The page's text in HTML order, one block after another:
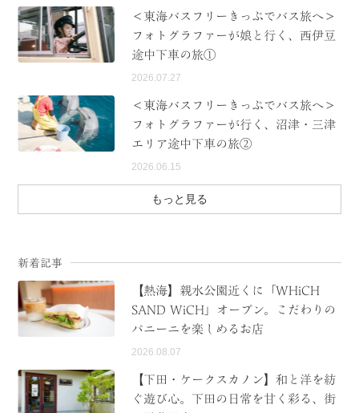
＜東海バスフリーきっぷでバス旅へ＞
フォトグラファーが娘と行く、西伊豆
途中下車の旅①
2026.07.27
＜東海バスフリーきっぷでバス旅へ＞
フォトグラファーが行く、沼津・三津
エリア途中下車の旅②
2026.06.15
もっと見る
新着記事
【熱海】親水公園近くに「WHiCH
SAND WiCH」オープン。こだわりの
パニーニを楽しめるお店
2026.08.07
【下田・ケークスカノン】和と洋を紡
ぐ遊び心。下田の日常を甘く彩る、街